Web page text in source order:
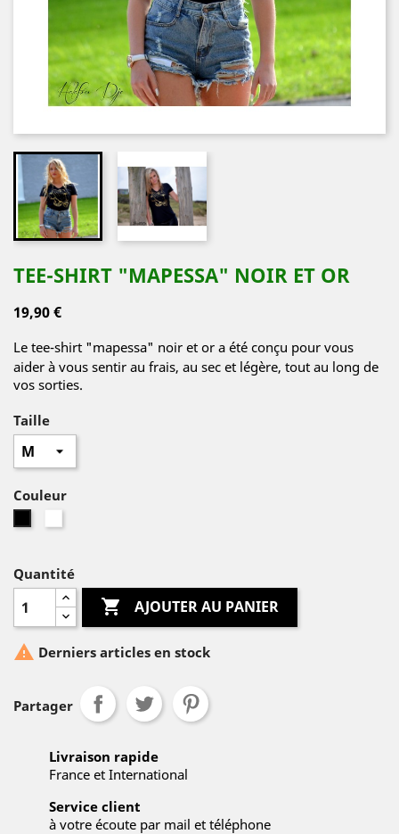
TEE-SHIRT "MAPESSA" NOIR ET OR
19,90 €
Le tee-shirt "mapessa" noir et or a été conçu pour vous
aider à vous sentir au frais, au sec et légère, tout au long de
vos sorties.
Taille
Couleur
Quantité
 AJOUTER AU PANIER
 Derniers articles en stock
Partager
Livraison rapide
France et International
Service client
à votre écoute par mail et téléphone